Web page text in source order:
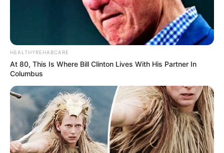
HEALTHYREHABCARE
At 80, This Is Where Bill Clinton Lives With His Partner In
Columbus